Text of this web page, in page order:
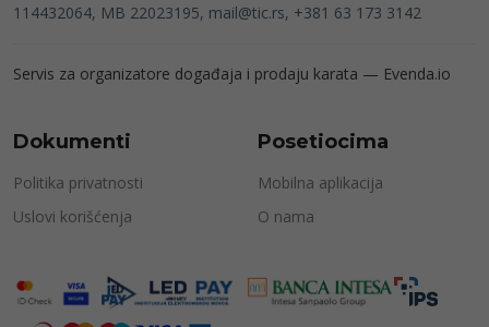
114432064, MB 22023195, mail@tic.rs, +381 63 173 3142
Servis za organizatore događaja i prodaju karata — Evenda.io
Dokumenti
Politika privatnosti
Uslovi korišćenja
Posetiocima
Mobilna aplikacija
O nama